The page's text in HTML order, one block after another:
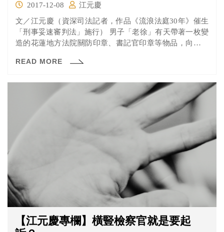
2017-12-08
江元慶
文／江元慶（資深司法記者，作品《流浪法庭30年》催生
「刑事妥速審判法」施行） 男子「老徐」有天帶著一枚變
造的花蓮地方法院關防印章、書記官印章等物品，向花蓮
READ MORE
【江元慶專欄】橫豎檢察官就是要起